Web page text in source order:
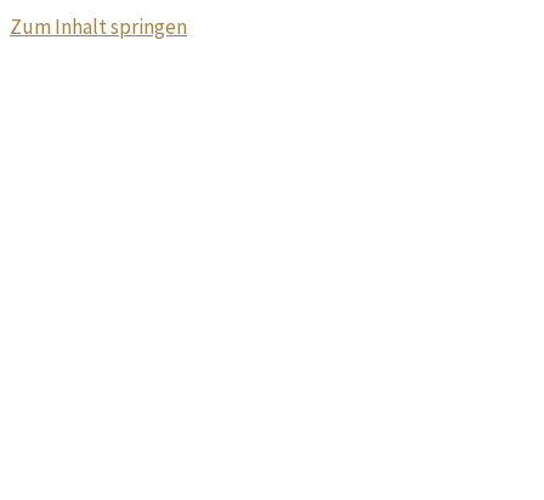
Zum Inhalt springen